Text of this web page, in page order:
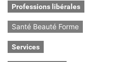
Professions libérales
Santé Beauté Forme
Services